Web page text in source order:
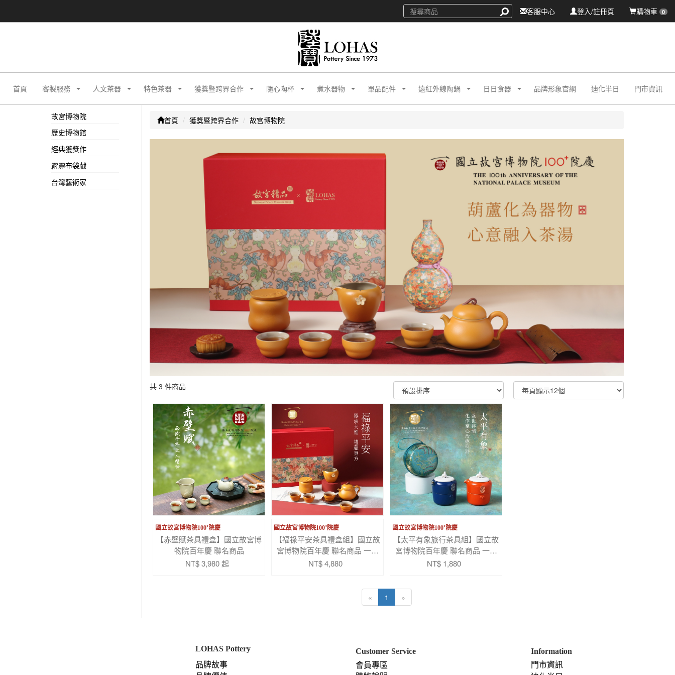
購物車 0
登入/註冊頁
客服中心
首頁 客製服務 人文茶器 特色茶器 獲獎暨跨界合作 隨心陶杯 煮水器物 單品配件 遠紅外線陶鍋 日日食器 品牌形象官網 迪化半日 門市資訊
故宮博物院
歷史博物館
經典獲獎作
霹靂布袋戲
台灣藝術家
首頁 獲獎暨跨界合作 故宮博物院
共 3 件商品
顯示篩選條件
國立故宮博物院100⁺院慶
【赤壁賦茶具禮盒】國立故宮博
物院百年慶 聯名商品
NT$ 3,980 起
國立故宮博物院100⁺院慶
【福祿平安茶具禮盒組】國立故
宮博物院百年慶 聯名商品 一壺
一海四杯 茶葉罐 壺承
NT$ 4,880
國立故宮博物院100⁺院慶
【太平有象旅行茶具組】國立故
宮博物院百年慶 聯名商品 一壺
一杯便攜包
NT$ 1,880
« 1 »
LOHAS Pottery Customer Service
Information
品牌故事
會員專區
門市資訊